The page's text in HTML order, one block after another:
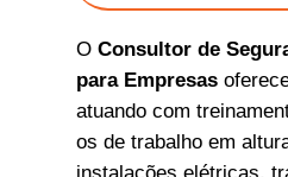
OConsultor de
para Empresas
atuando com
os de trabalho em